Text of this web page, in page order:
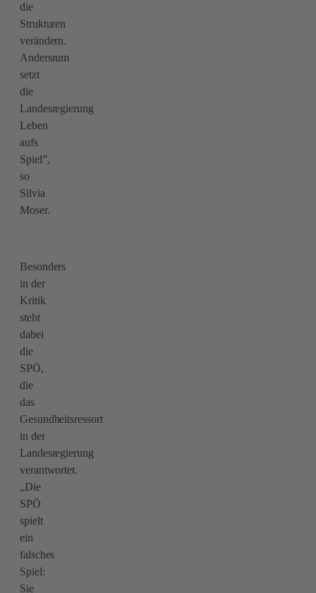
die
Strukturen
verändern.
Andersrum
setzt
die
Landesregierung
Leben
aufs
Spiel”,
so
Silvia
Moser.
Besonders
in der
Kritik
steht
dabei
die
SPÖ,
die
das
Gesundheitsressort
in der
Landesregierung
verantwortet.
„Die
SPÖ
spielt
ein
falsches
Spiel:
Sie